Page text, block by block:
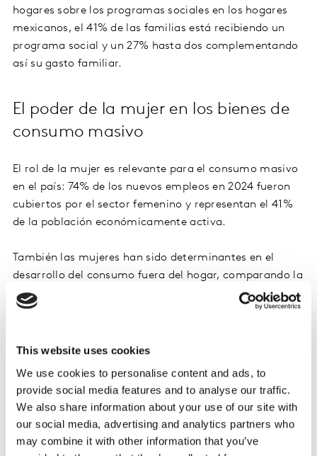
This website uses cookies
We use cookies to personalise content and ads, to
provide social media features and to analyse our traffic.
We also share information about your use of our site with
our social media, advertising and analytics partners who
may combine it with other information that you’ve
hogares sobre los programas sociales en los hogares
mexicanos, el 41% de las familias está recibiendo un
programa social y un 27% hasta dos complementando
así su gasto familiar.
El poder de la mujer en los bienes de
consumo masivo
El rol de la mujer es relevante para el consumo masivo
en el país: 74% de los nuevos empleos en 2024 fueron
cubiertos por el sector femenino y representan el 41%
de la población económicamente activa.
También las mujeres han sido determinantes en el
desarrollo del consumo fuera del hogar, comparando la
compra de un individuo versus la que hace en
específico las mujeres, destaca su relevancia en